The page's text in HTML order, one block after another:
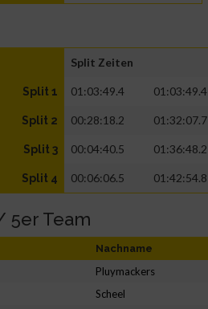
Split Zeiten
Split 1 01:03:49.4 01:03:49.4
Split 2 00:28:18.2 01:32:07.7
Split 3 00:04:40.5 01:36:48.2
Split 4 00:06:06.5 01:42:54.8
5er Team
Nachname
Pluymackers
Scheel